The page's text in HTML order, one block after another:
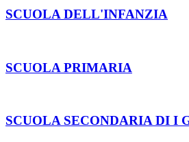
SCUOLA DELL'INFANZIA
SCUOLA PRIMARIA
SCUOLA SECONDARIA DI I